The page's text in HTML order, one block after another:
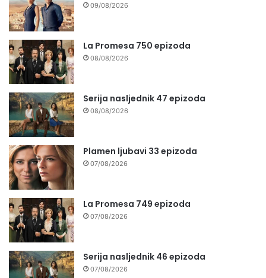
09/08/2026
La Promesa 750 epizoda
08/08/2026
Serija nasljednik 47 epizoda
08/08/2026
Plamen ljubavi 33 epizoda
07/08/2026
La Promesa 749 epizoda
07/08/2026
Serija nasljednik 46 epizoda
07/08/2026